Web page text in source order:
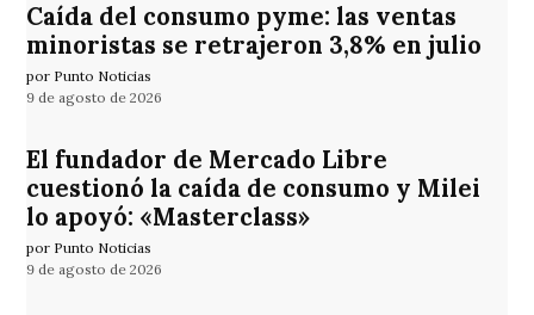
Caída del consumo pyme: las ventas
minoristas se retrajeron 3,8% en julio
por Punto Noticias
9 de agosto de 2026
El fundador de Mercado Libre
cuestionó la caída de consumo y Milei
lo apoyó: «Masterclass»
por Punto Noticias
9 de agosto de 2026